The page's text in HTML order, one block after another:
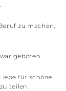
zu machen,
geboren.
für schöne
teilen.